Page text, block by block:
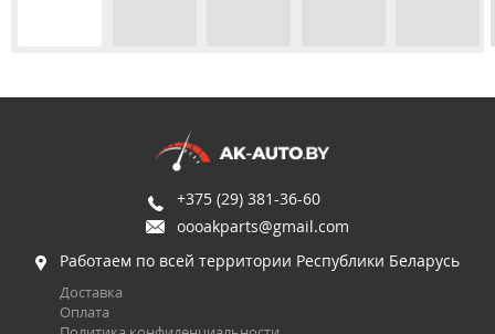
+375 (29) 381-36-60
oooakparts@gmail.com
Работаем по всей территории Республики Беларусь
Доставка
Оплата